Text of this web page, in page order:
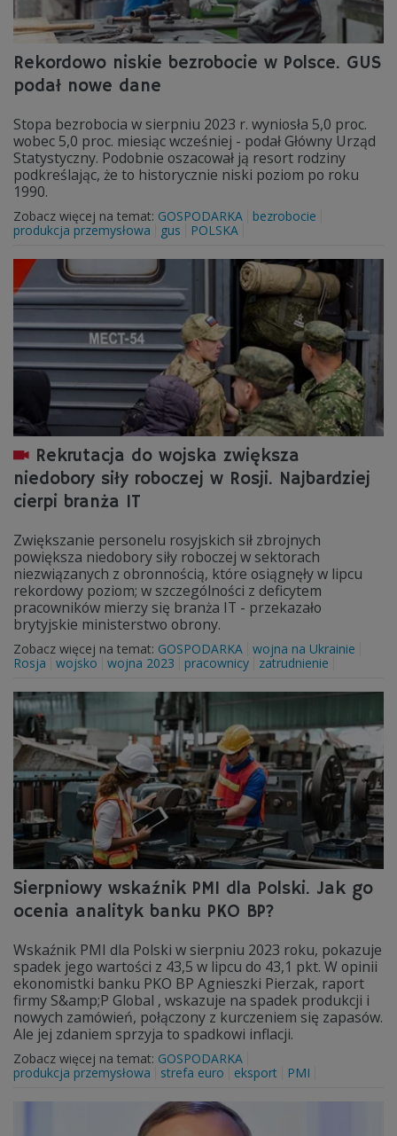
Rekordowo niskie bezrobocie w Polsce. GUS
podał nowe dane
Stopa bezrobocia w sierpniu 2023 r. wyniosła 5,0 proc.
wobec 5,0 proc. miesiąc wcześniej - podał Główny Urząd
Statystyczny. Podobnie oszacował ją resort rodziny
podkreślając, że to historycznie niski poziom po roku
1990.
Zobacz więcej na temat: GOSPODARKA
bezrobocie
produkcja przemysłowa
gus POLSKA
Rekrutacja do wojska zwiększa
niedobory siły roboczej w Rosji. Najbardziej
cierpi branża IT
Zwiększanie personelu rosyjskich sił zbrojnych
powiększa niedobory siły roboczej w sektorach
niezwiązanych z obronnością, które osiągnęły w lipcu
rekordowy poziom; w szczególności z deficytem
pracowników mierzy się branża IT - przekazało
brytyjskie ministerstwo obrony.
Zobacz więcej na temat: GOSPODARKA wojna na Ukrainie
Rosja
wojsko wojna 2023 pracownicy zatrudnienie
Sierpniowy wskaźnik PMI dla Polski. Jak go
ocenia analityk banku PKO BP?
Wskaźnik PMI dla Polski w sierpniu 2023 roku, pokazuje
spadek jego wartości z 43,5 w lipcu do 43,1 pkt. W opinii
ekonomistki banku PKO BP Agnieszki Pierzak, raport
firmy S&amp;P Global , wskazuje na spadek produkcji i
nowych zamówień, połączony z kurczeniem się zapasów.
Ale jej zdaniem sprzyja to spadkowi inflacji.
Zobacz więcej na temat: GOSPODARKA
produkcja przemysłowa
strefa euro eksport PMI